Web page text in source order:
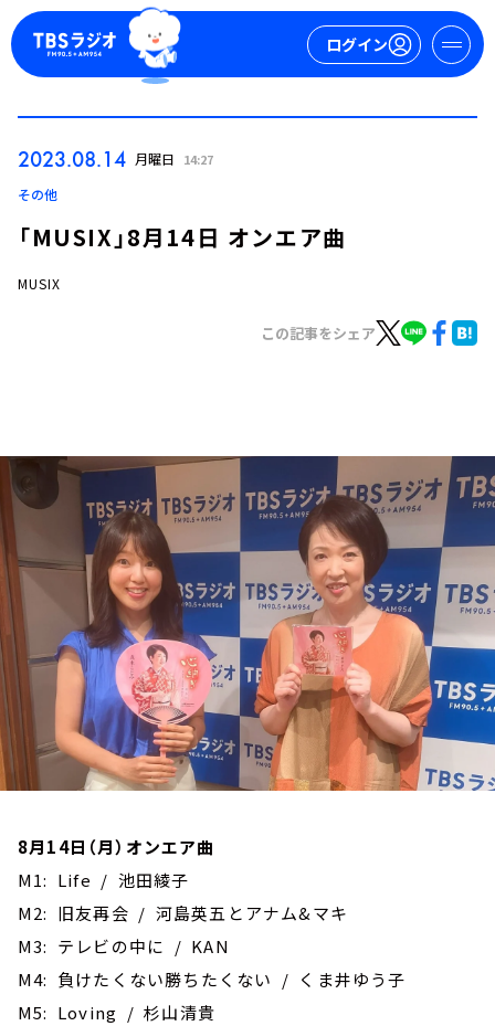
ログイン
トピックス
TBS Podcast
お知らせ
イベント・グッズ
YouTube
会社情報
2023.08.14 月曜日 14:27
その他
「MUSIX」8月14日 オンエア曲
MUSIX
この記事をシェア
8月14日（月）オンエア曲
M1: Life / 池田綾子
M2: 旧友再会 / 河島英五とアナム&マキ
M3: テレビの中に / KAN
M4: 負けたくない勝ちたくない / くま井ゆう子
M5: Loving / 杉山清貴